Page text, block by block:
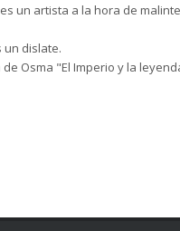
un artista a la hora de
un dislate.
Osma "El Imperio y la